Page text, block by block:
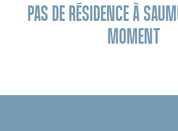
PAS DE RÉSIDENCE À
MOMENT